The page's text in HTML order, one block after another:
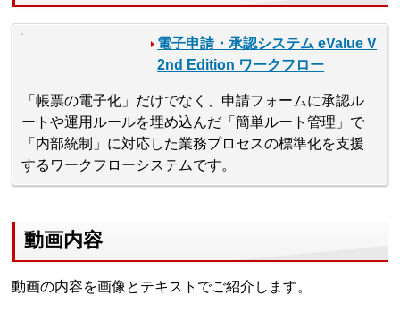
電子申請・承認システム eValue V
2nd Edition ワークフロー
「帳票の電子化」だけでなく、申請フォームに承認ル
ートや運用ルールを埋め込んだ「簡単ルート管理」で
「内部統制」に対応した業務プロセスの標準化を支援
するワークフローシステムです。
動画内容
動画の内容を画像とテキストでご紹介します。